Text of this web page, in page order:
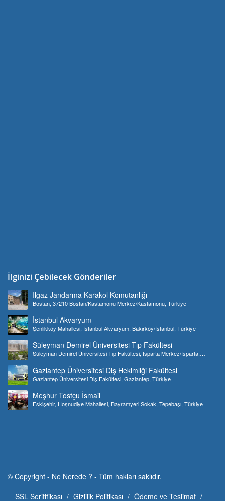
İlginizi Çebilecek Gönderiler
Ilgaz Jandarma Karakol Komutanlığı
Bostan, 37210 Bostan/Kastamonu Merkez/Kastamonu, Türkiye
İstanbul Akvaryum
Şenlikköy Mahallesi, İstanbul Akvaryum, Bakırköy/İstanbul, Türkiye
Süleyman Demirel Üniversitesi Tıp Fakültesi
Süleyman Demirel Üniversitesi Tıp Fakültesi, Isparta Merkez/Isparta,
Gaziantep Üniversitesi Diş Hekimliği Fakültesi
Gaziantep Üniversitesi Diş Fakültesi, Gaziantep, Türkiye
Meşhur Tostçu İsmail
Eskişehir, Hoşnudiye Mahallesi, Bayramyeri Sokak, Tepebaşı, Türkiye
© Copyright - Ne Nerede ? - Tüm hakları saklıdır.
SSL Seritifikası
Gizlilik Politikası Ödeme ve Teslimat